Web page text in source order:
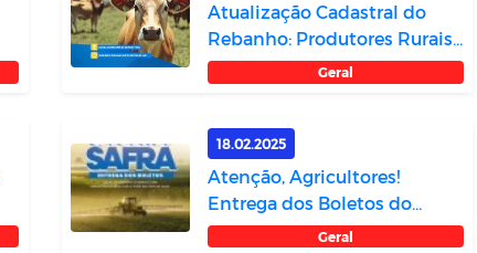
Atualização Cadastral do
Rebanho: Produtores Rurais
Devem Co...
Geral
18.02.2025
Atenção, Agricultores!
Entrega dos Boletos do
Garantia Safra...
Geral